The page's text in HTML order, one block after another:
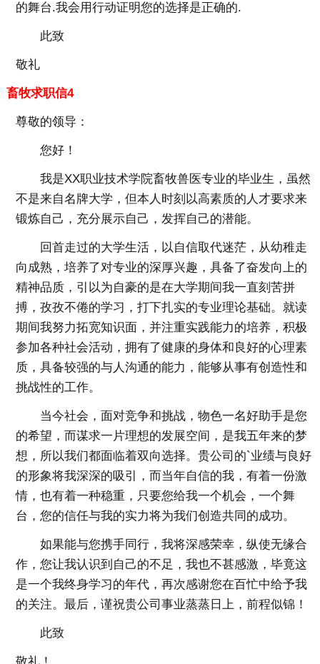
的舞台.我会用行动证明您的选择是正确的.
此致
敬礼
畜牧求职信4
尊敬的领导：
您好！
我是XX职业技术学院畜牧兽医专业的毕业生，虽然
不是来自名牌大学，但本人时刻以高素质的人才要求来
锻炼自己，充分展示自己，发挥自己的潜能。
回首走过的大学生活，以自信取代迷茫，从幼稚走
向成熟，培养了对专业的深厚兴趣，具备了奋发向上的
精神品质，引以为自豪的是在大学期间我一直刻苦拼
搏，孜孜不倦的学习，打下扎实的专业理论基础。就读
期间我努力拓宽知识面，并注重实践能力的培养，积极
参加各种社会活动，拥有了健康的身体和良好的心理素
质，具备较强的与人沟通的能力，能够从事有创造性和
挑战性的工作。
当今社会，面对竞争和挑战，物色一名好助手是您
的希望，而谋求一片理想的发展空间，是我五年来的梦
想，所以我们都面临着双向选择。贵公司的`业绩与良好
的形象将我深深的吸引，而当年自信的我，有着一份激
情，也有着一种稳重，只要您给我一个机会，一个舞
台，您的信任与我的实力将为我们创造共同的成功。
如果能与您携手同行，我将深感荣幸，纵使无缘合
作，您让我认识到自己的不足，我也不甚感激，毕竟这
是一个我终身学习的年代，再次感谢您在百忙中给予我
的关注。最后，谨祝贵公司事业蒸蒸日上，前程似锦！
此致